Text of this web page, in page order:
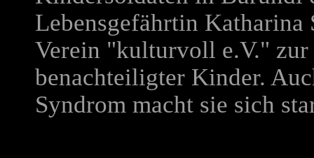
Lebensgefährtin Katharina
Verein "kulturvoll e.V."
benachteiligter Kinder.
Syndrom macht sie sich